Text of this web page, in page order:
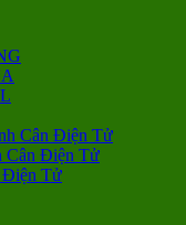
Cân Điện Tử
Cân Điện Tử
Điện Tử